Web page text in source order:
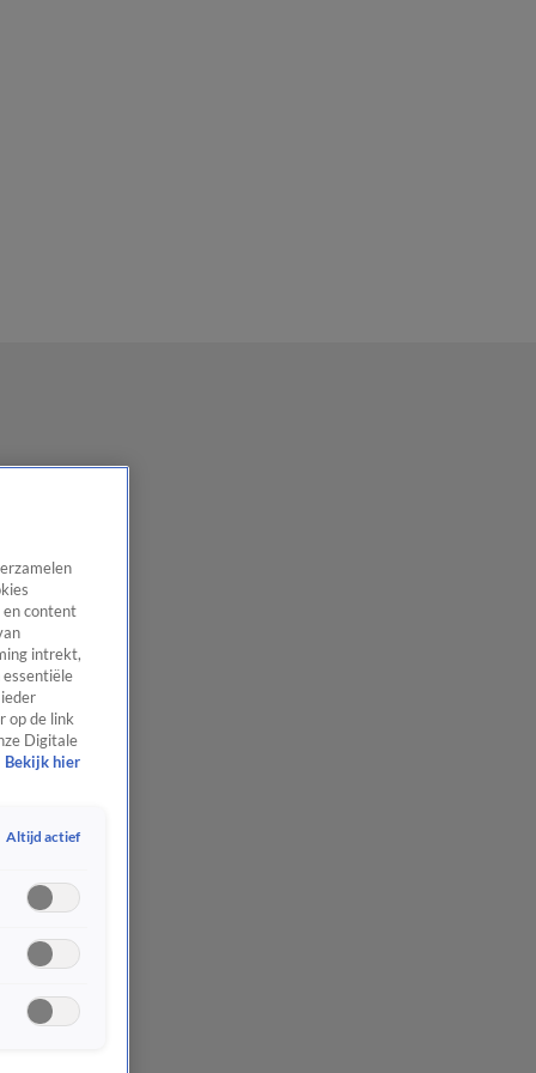
en content
intrekt,
op de link
Digitale
Bekijk hier
Altijd actief